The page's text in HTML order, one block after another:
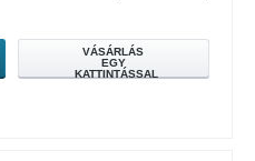
VÁSÁRLÁS
EGY
KATTINTÁSSAL